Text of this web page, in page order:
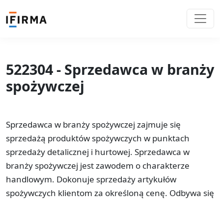
522304 - Sprzedawca w branży
spożywczej
Sprzedawca w branży spożywczej zajmuje się
sprzedażą produktów spożywczych w punktach
sprzedaży detalicznej i hurtowej. Sprzedawca w
branży spożywczej jest zawodem o charakterze
handlowym. Dokonuje sprzedaży artykułów
spożywczych klientom za określoną cenę. Odbywa się